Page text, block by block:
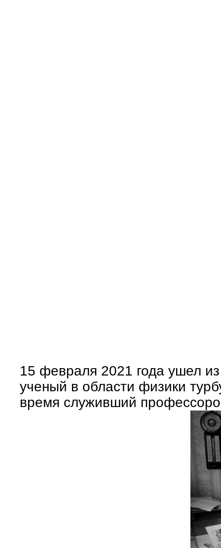
15 февраля 2021 года ушел
ученый в области физики
время служивший